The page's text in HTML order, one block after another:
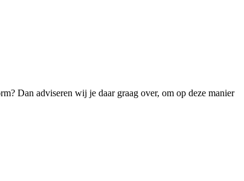
Dan adviseren wij je daar graag over, om op deze manier